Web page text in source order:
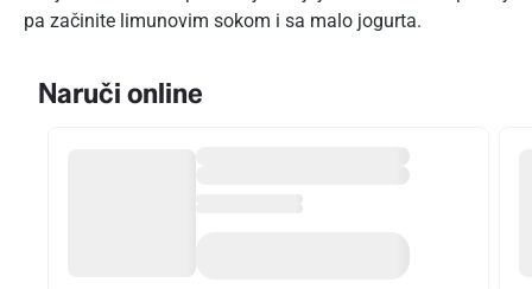
pa začinite limunovim sokom i sa malo jogurta.
Naruči online